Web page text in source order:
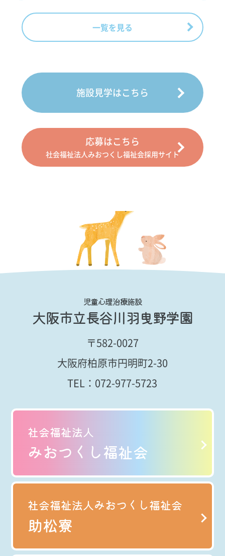
一覧を見る
施設見学はこちら
応募はこちら
社会福祉法人みおつくし福祉会採用サイト
児童心理治療施設
大阪市立長谷川羽曳野学園
〒582-0027
大阪府柏原市円明町2-30
TEL： 072-977-5723
社会福祉法人
みおつくし福祉会
社会福祉法人みおつくし福祉会
助松寮